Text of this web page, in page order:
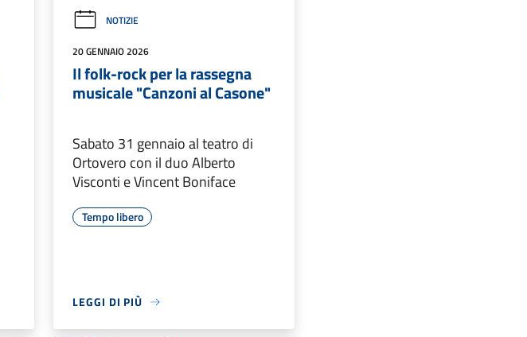
NOTIZIE
20 GENNAIO 2026
Il folk-rock per la rassegna
musicale "Canzoni al Casone"
Sabato 31 gennaio al teatro di
Ortovero con il duo Alberto
Visconti e Vincent Boniface
Tempo libero
LEGGI DI PIÙ